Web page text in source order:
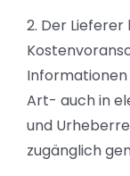
2. Der
Art- auch in
und
zugänglich